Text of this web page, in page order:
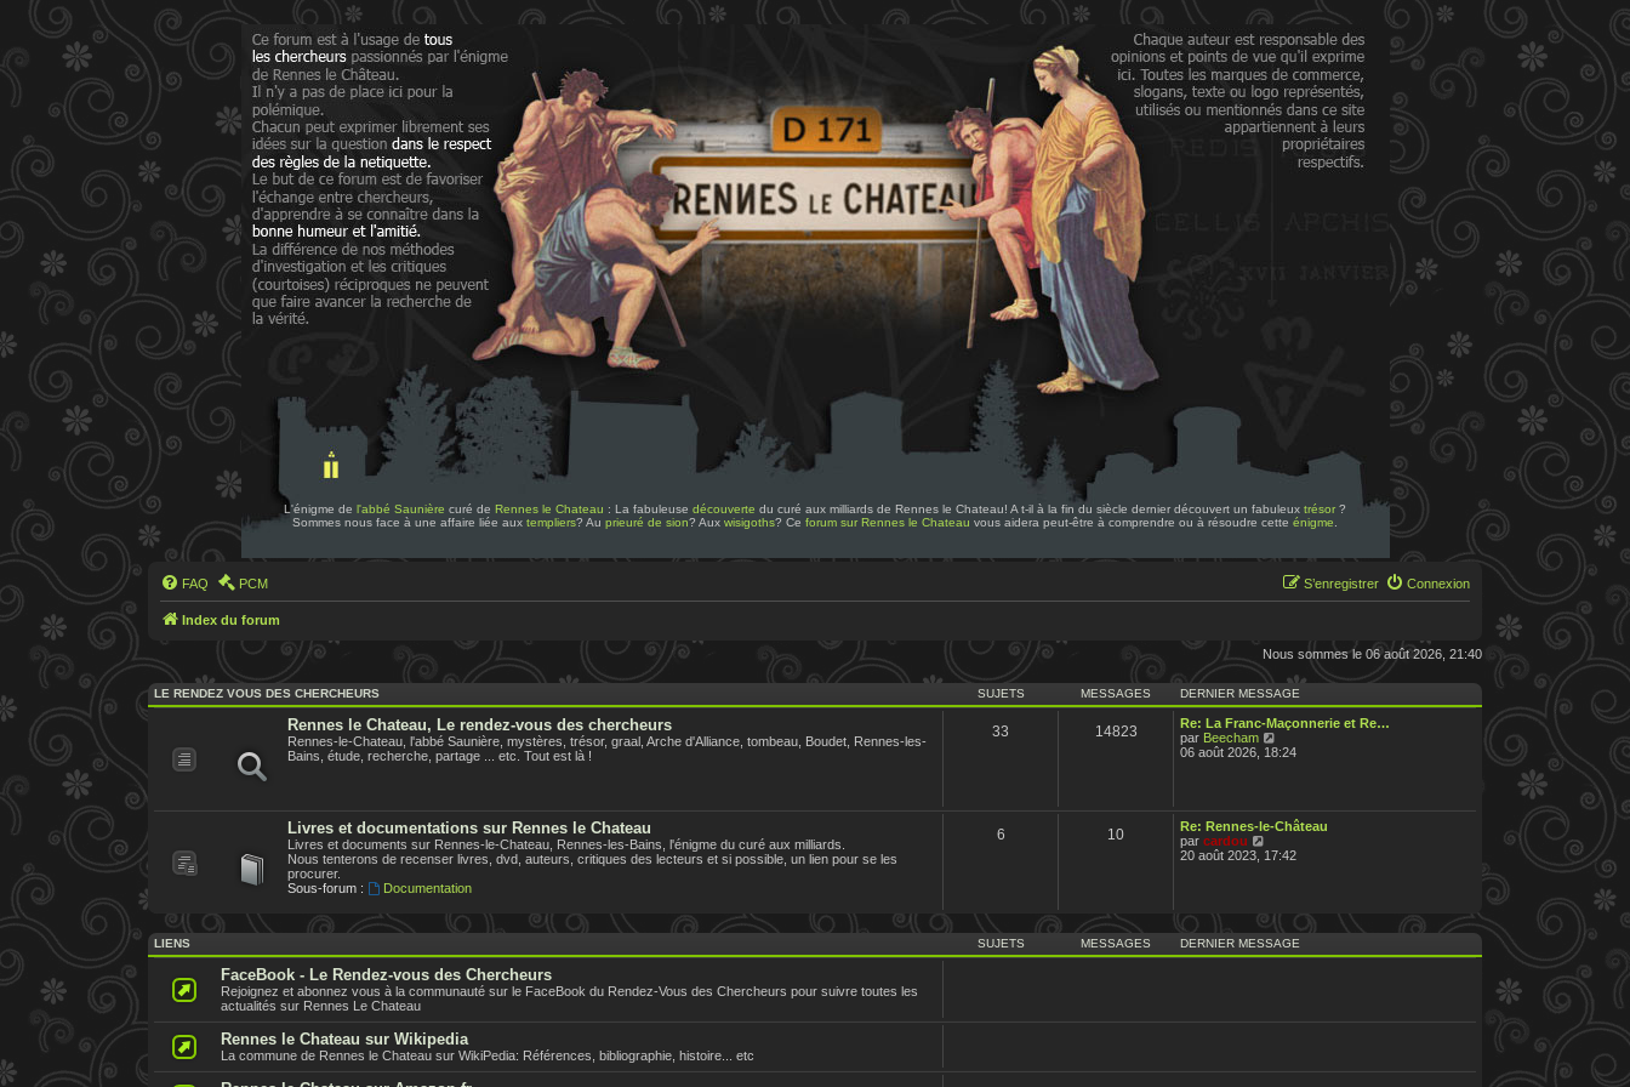
L'énigme de l'abbé Saunière curé de Rennes le Chateau : La fabuleuse découverte du curé aux milliards de Rennes le Chateau! A t-il à la fin du siècle dernier découvert un fabuleux trésor ?
Sommes nous face à une affaire liée aux templiers? Au prieuré de sion? Aux wisigoths? Ce forum sur Rennes le Chateau vous aidera peut-être à comprendre ou à résoudre cette énigme
FAQ PCM Connexion
S’enregistrer
Index du forum
Nous sommes le 06 août 2026, 21:40
LE RENDEZ VOUS DES CHERCHEURS SUJETS MESSAGES DERNIER MESSAGE
Rennes le Chateau, Le rendez-vous des chercheurs
Rennes-le-Chateau, l'abbé Saunière, mystères, trésor, graal, Arche d'Alliance, tombeau, Boudet, Rennes-les-
Bains, étude, recherche, partage ... etc. Tout est là !
33 14823
Re: La Franc-Maçonnerie et Re…
par Beecham
o
d
r
m
e
s
06 août 2026, 18:24
Livres et documentations sur Rennes le Chateau
Livres et documents sur Rennes-le-Chateau, Rennes-les-Bains, l'énigme du curé aux milliards.
Nous tenterons de recenser livres, dvd, auteurs, critiques des lecteurs et si possible, un lien pour se les
procurer.
Sous-forum :
Documentation
6 10
Re: Rennes-le-Château
par cardou
o
d
e
r
20 août 2023, 17:42
LIENS SUJETS MESSAGES DERNIER MESSAGE
FaceBook - Le Rendez-vous des Chercheurs
Rejoignez et abonnez vous à la communauté sur le FaceBook du Rendez-Vous des Chercheurs pour suivre toutes les
actualités sur Rennes Le Chateau
Rennes le Chateau sur Wikipedia
La commune de Rennes le Chateau sur WikiPedia: Références, bibliographie, histoire... etc